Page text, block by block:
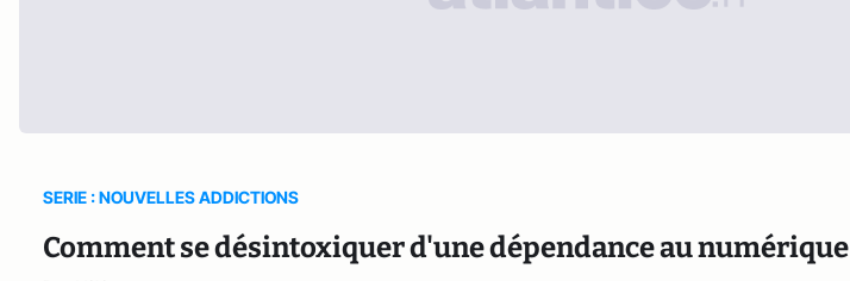
SERIE : NOUVELLES ADDICTIONS
Comment se désintoxiquer d'une dépendance au numérique